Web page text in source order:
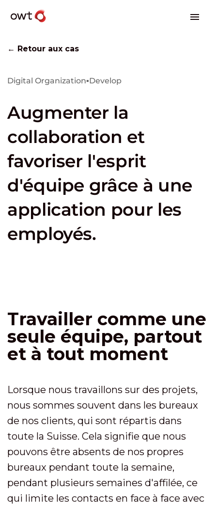
← Retour aux cas
Digital Organization▪Develop
Augmenter la
collaboration et
favoriser l'esprit
d'équipe grâce à une
application pour les
employés.
Travailler comme une
seule équipe, partout
et à tout moment
Lorsque nous travaillons sur des projets,
nous sommes souvent dans les bureaux
de nos clients, qui sont répartis dans
toute la Suisse. Cela signifie que nous
pouvons être absents de nos propres
bureaux pendant toute la semaine,
pendant plusieurs semaines d'affilée, ce
qui limite les contacts en face à face avec